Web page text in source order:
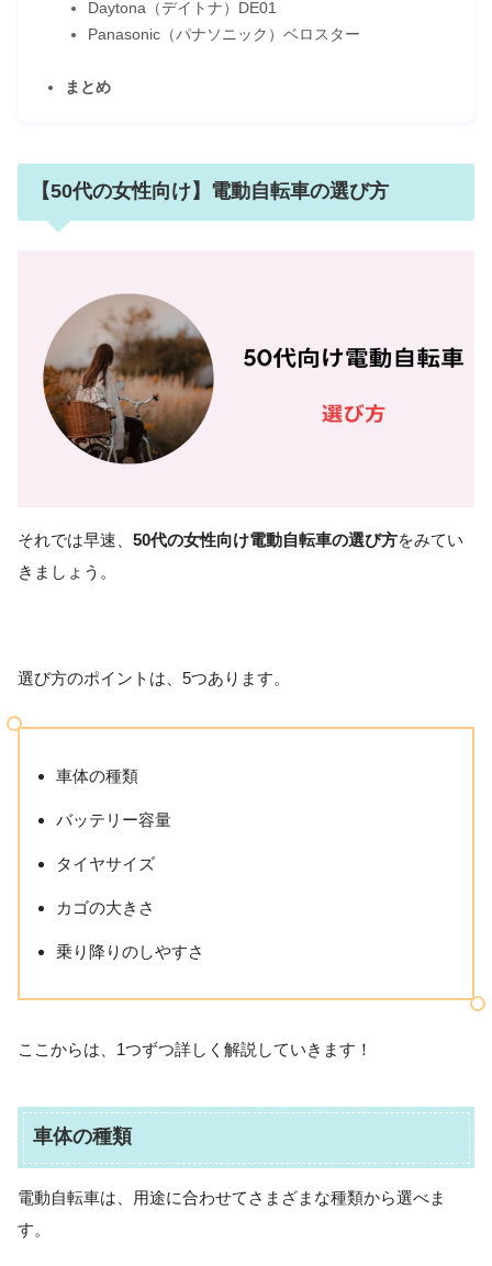
Daytona（デイトナ）DE01
Panasonic（パナソニック）ベロスター
まとめ
【50代の女性向け】電動自転車の選び方
それでは早速、 50代の女性向け電動自転車の選び方をみてい
きましょう。
選び方のポイントは、5つあります。
車体の種類
バッテリー容量
タイヤサイズ
カゴの大きさ
乗り降りのしやすさ
ここからは、1つずつ詳しく解説していきます！
車体の種類
電動自転車は、用途に合わせてさまざまな種類から選べま
す。